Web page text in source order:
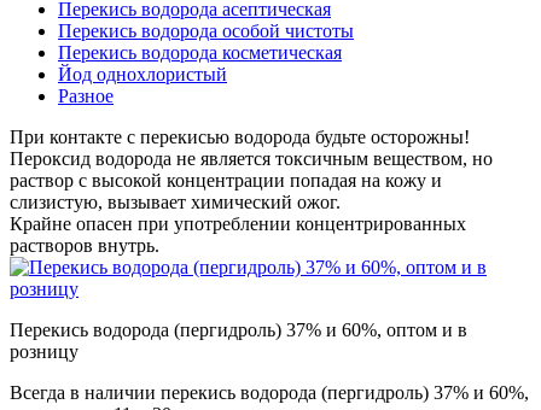
Перекись водорода асептическая
Перекись водорода особой чистоты
Перекись водорода косметическая
Йод однохлористый
Разное
При контакте с перекисью водорода будьте осторожны!
Пероксид водорода не является токсичным веществом, но
раствор с высокой концентрации попадая на кожу и
слизистую, вызывает химический ожог.
Крайне опасен при употреблении концентрированных
растворов внутрь.
Перекись водорода (пергидроль) 37% и 60%, оптом и в
розницу
Всегда в наличии перекись водорода (пергидроль) 37% и 60%,